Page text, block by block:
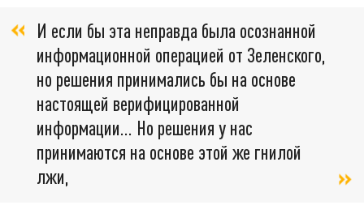
И если бы эта неправда была осознанной
информационной операцией от Зеленского,
но решения принимались бы на основе
настоящей верифицированной
информации... Но решения у нас
принимаются на основе этой же гнилой
лжи,